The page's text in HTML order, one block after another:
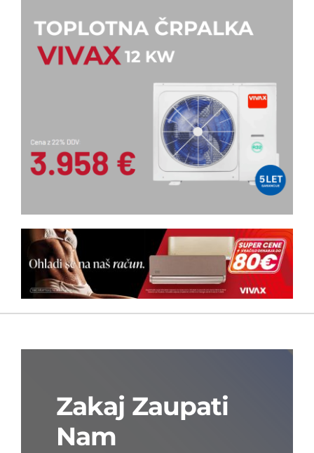
Zakaj Zaupati
Nam